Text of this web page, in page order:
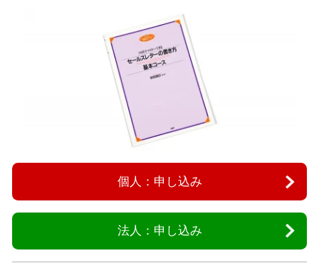
個人：申し込み
法人：申し込み